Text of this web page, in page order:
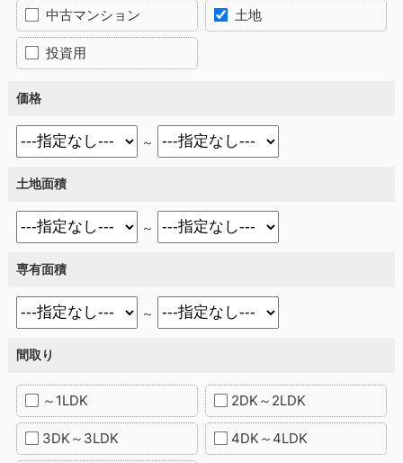
中古マンション 土地
投資用
価格
～
土地面積
～
専有面積
～
間取り
～1LDK 2DK～2LDK
3DK～3LDK 4DK～4LDK